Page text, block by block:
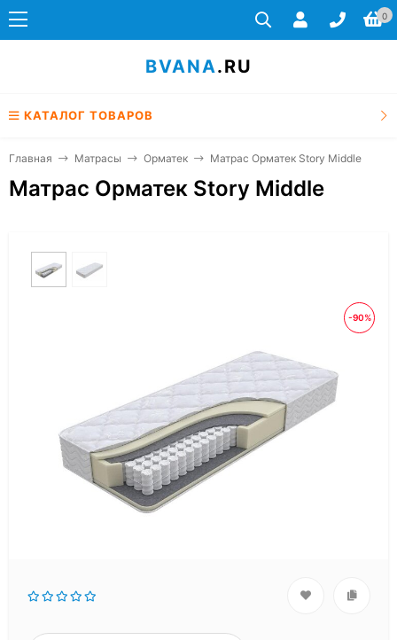
0
BVANA.RU
КАТАЛОГ ТОВАРОВ
Главная Матрасы Орматек Матрас Орматек Story Middle
Матрас Орматек Story Middle
-90%